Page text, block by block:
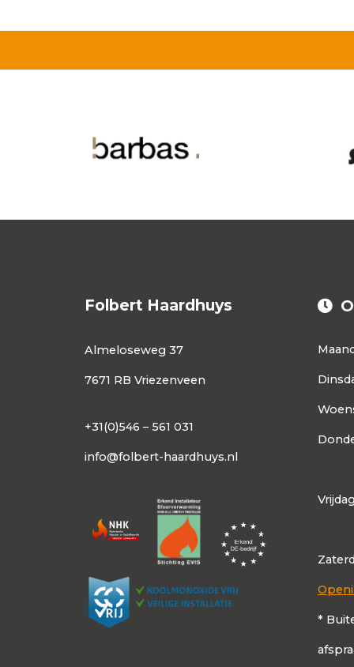
Folbert Haardhuys
Almeloseweg 37
7671 RB Vriezenveen
+31(0)546 – 561 031
info@folbert-haardhuys.nl
Vrijdag
*